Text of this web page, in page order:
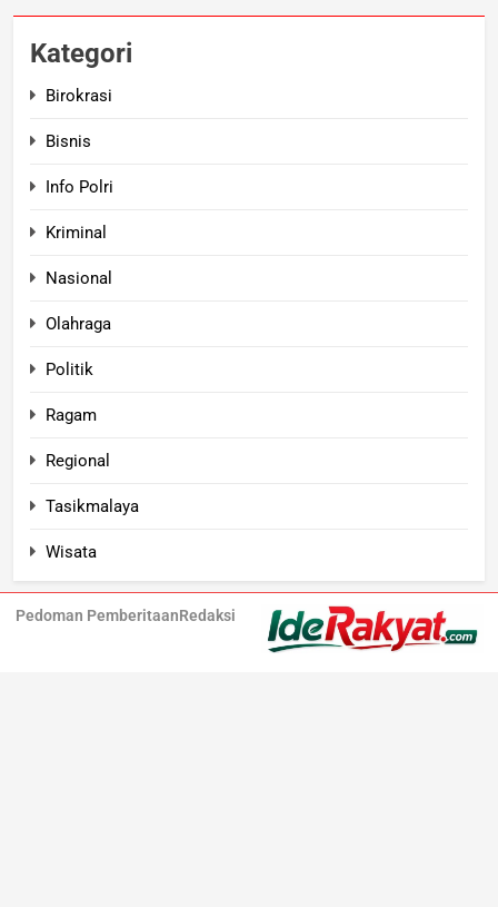
Kategori
Birokrasi
Bisnis
Info Polri
Kriminal
Nasional
Olahraga
Politik
Ragam
Regional
Tasikmalaya
Wisata
Pedoman PemberitaanRedaksi